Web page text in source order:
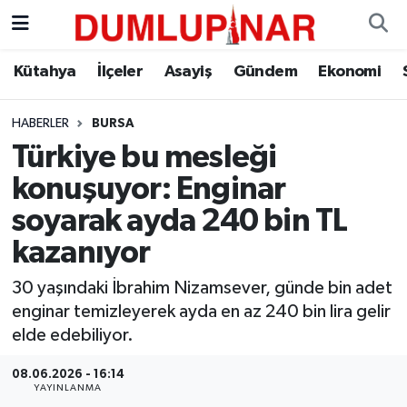
Kütahya İlçeler Asayiş Gündem Ekonomi
HABERLER BURSA
Türkiye bu mesleği
konuşuyor: Enginar
soyarak ayda 240 bin TL
kazanıyor
30 yaşındaki İbrahim Nizamsever, günde bin adet
enginar temizleyerek ayda en az 240 bin lira gelir
elde edebiliyor.
08.06.2026 - 16:14
YAYINLANMA
Asayiş
Diğer
Dünya
Eğitim
Ekonomi
Eleman
Gündem
Kütahya Hava Durumu
Kütahya Trafik Yoğunluk Haritası
Süper Lig Puan Durumu ve Fikstür
Tüm Manşetler
Son Dakika Haberleri
Haber Arşivi